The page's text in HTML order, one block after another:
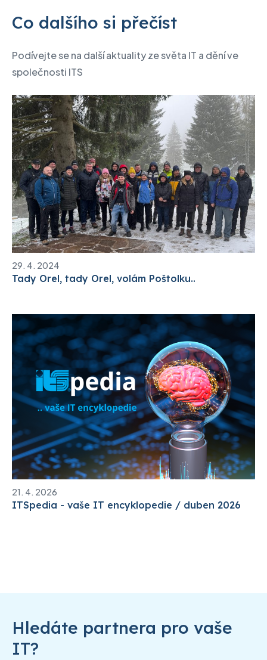
Co dalšího si přečíst
Podívejte se na další aktuality ze světa IT a dění ve
společnosti ITS
29. 4. 2024
Tady Orel, tady Orel, volám Poštolku..
21. 4. 2026
ITSpedia - vaše IT encyklopedie / duben 2026
Hledáte partnera pro vaše
IT?